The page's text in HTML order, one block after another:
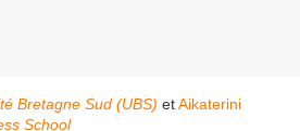
Bretagne Sud (UBS) etAikaterini
School